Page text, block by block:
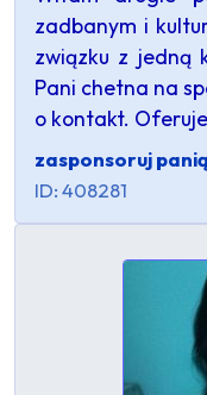
zadbanym i
związku z jedną
Pani chetna na
o kontakt.
zasponsoruj panią
ID: 408281